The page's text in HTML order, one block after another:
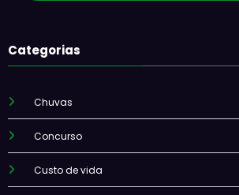
Categorias
Chuvas
Concurso
Custo de vida